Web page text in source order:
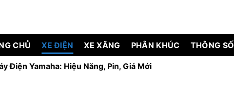
CHỦ XE ĐIỆN XE XĂNG PHÂN KHÚC THÔNG SỐ
Điện Yamaha: Hiệu Năng, Pin, Giá Mới